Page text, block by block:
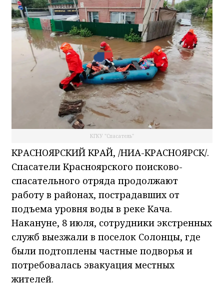
КГКУ "Спасатель"
КРАСНОЯРСКИЙ КРАЙ, /НИА-КРАСНОЯРСК/.
Спасатели Красноярского поисково-
спасательного отряда продолжают
работу в районах, пострадавших от
подъема уровня воды в реке Кача.
Накануне, 8 июля, сотрудники экстренных
служб выезжали в поселок Солонцы, где
были подтоплены частные подворья и
потребовалась эвакуация местных
жителей.